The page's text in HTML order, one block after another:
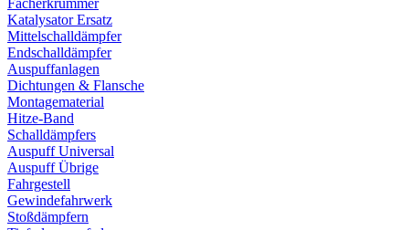
Fächerkrümmer
Katalysator Ersatz
Mittelschalldämpfer
Endschalldämpfer
Auspuffanlagen
Dichtungen & Flansche
Montagematerial
Hitze-Band
Schalldämpfers
Auspuff Universal
Auspuff Übrige
Fahrgestell
Gewindefahrwerk
Stoßdämpfern